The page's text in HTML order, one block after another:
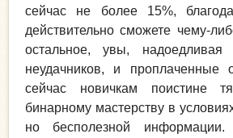
сейчас не более 15%,
действительно сможете чему-
остальное, увы, надоедливая
неудачников, и проплаченные
сейчас новичкам поистине
бинарному мастерству в
но бесполезной